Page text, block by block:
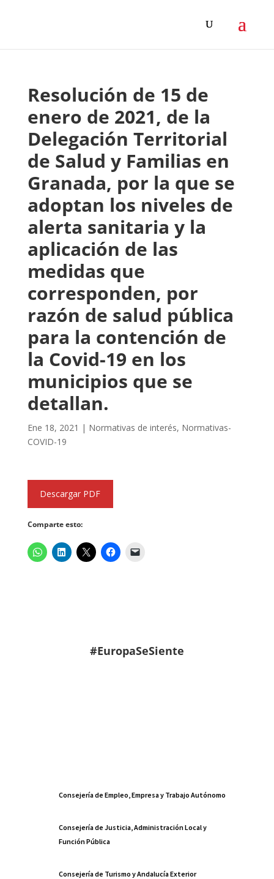
Resolución de 15 de
enero de 2021, de la
Delegación Territorial
de Salud y Familias en
Granada, por la que se
adoptan los niveles de
alerta sanitaria y la
aplicación de las
medidas que
corresponden, por
razón de salud pública
para la contención de
la Covid-19 en los
municipios que se
detallan.
Ene 18, 2021 | Normativas de interés, Normativas-
COVID-19
Descargar PDF
Comparte esto:
#EuropaSeSiente
Consejería de Empleo, Empresa y Trabajo Autónomo
Consejería de Justicia, Administración Local y
Función Pública
Consejería de Turismo y Andalucía Exterior